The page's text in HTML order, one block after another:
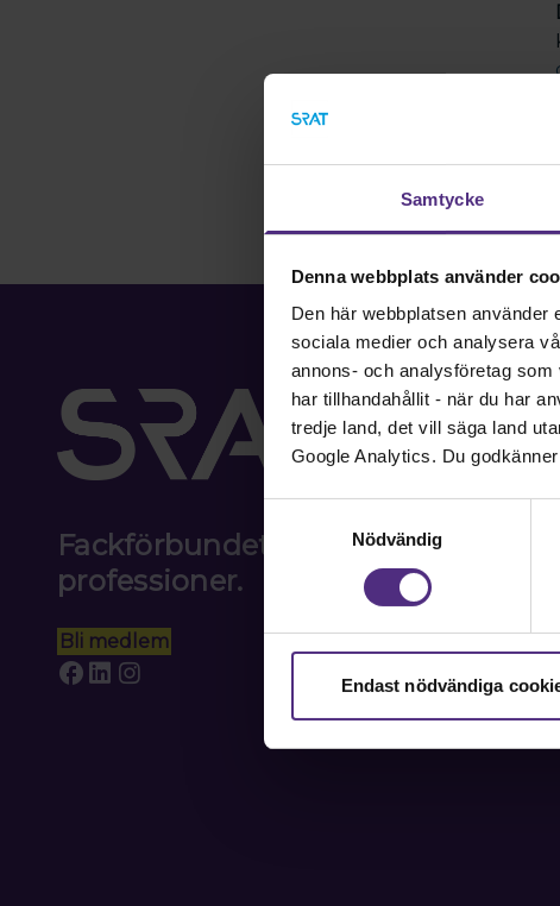
Samtycke
Denna webbplats använder
Den här webbplatsen använder
sociala medier och analysera
annons- och analysföretag
har tillhandahållit - när du har
tredje land, det vill säga land
Google Analytics. Du
Nödvändig
Endast nödvändiga
Fackförbundet för akademiker i
professioner.
Bli medlem